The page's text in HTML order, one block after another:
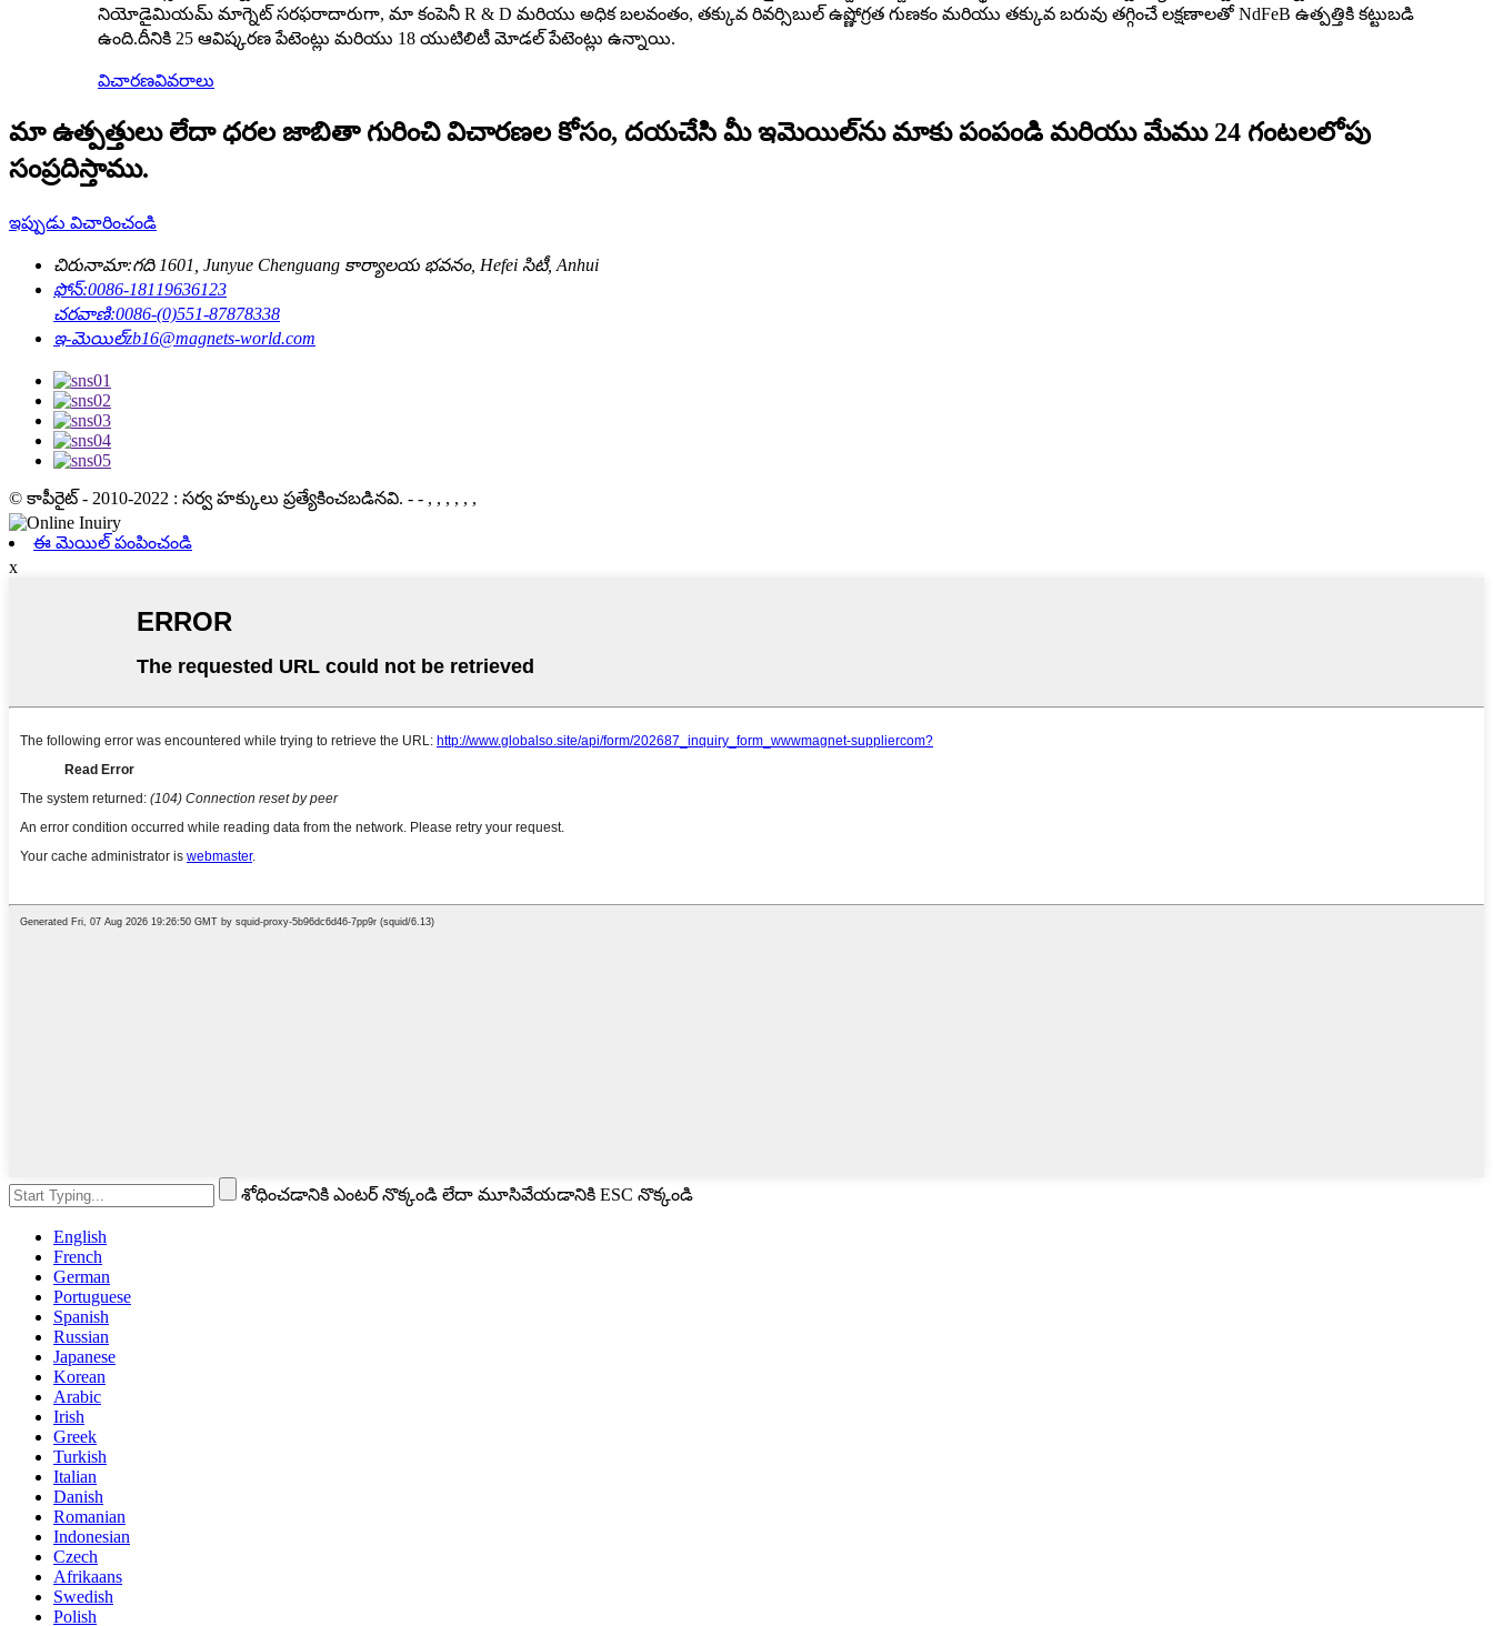
నియోడైమియమ్ మాగ్నెట్ సరఫరాదారుగా, మా కంపెనీ R & D మరియు అధిక బలవంతం, తక్కువ రివర్సిబుల్ ఉష్ణోగ్రత గుణకం మరియు తక్కువ బరువు తగ్గించే లక్షణాలతో NdFeB ఉత్పత్తికి కట్టుబడి
ఉంది.దీనికి 25 ఆవిష్కరణ పేటెంట్లు మరియు 18 యుటిలిటీ మోడల్ పేటెంట్లు ఉన్నాయి.
విచారణవివరాలు
మా ఉత్పత్తులు లేదా ధరల జాబితా గురించి విచారణల కోసం, దయచేసి మీ ఇమెయిల్‌ను మాకు పంపండి మరియు మేము 24 గంటలలోపు
సంప్రదిస్తాము.
ఇప్పుడు విచారించండి
చిరునామా:గది 1601, Junyue Chenguang కార్యాలయ భవనం, Hefei సిటీ, Anhui
ఫోన్:0086-18119636123
చరవాణి:0086-(0)551-87878338
ఇ-మెయిల్zb16@magnets-world.com
© కాపీరైట్ - 2010-2022 : సర్వ హక్కులు ప్రత్యేకించబడినవి. - - , , , , , ,
ఈ మెయిల్ పంపించండి
x
శోధించడానికి ఎంటర్ నొక్కండి లేదా మూసివేయడానికి ESC నొక్కండి
English
French
German
Portuguese
Spanish
Russian
Japanese
Korean
Arabic
Irish
Greek
Turkish
Italian
Danish
Romanian
Indonesian
Czech
Afrikaans
Swedish
Polish